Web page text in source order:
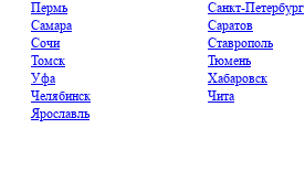
Пермь
Санкт-Петербург
Самара
Саратов
Сочи
Ставрополь
Томск
Тюмень
Уфа
Хабаровск
Челябинск
Чита
Ярославль